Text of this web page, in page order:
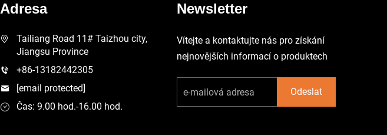
Adresa
Tailiang Road 11# Taizhou city,
Jiangsu Province
+86-13182442305
[email protected]
Čas: 9.00 hod.-16.00 hod.
Newsletter
Vítejte a kontaktujte nás pro získání
nejnovějších informací o produktech
Odeslat